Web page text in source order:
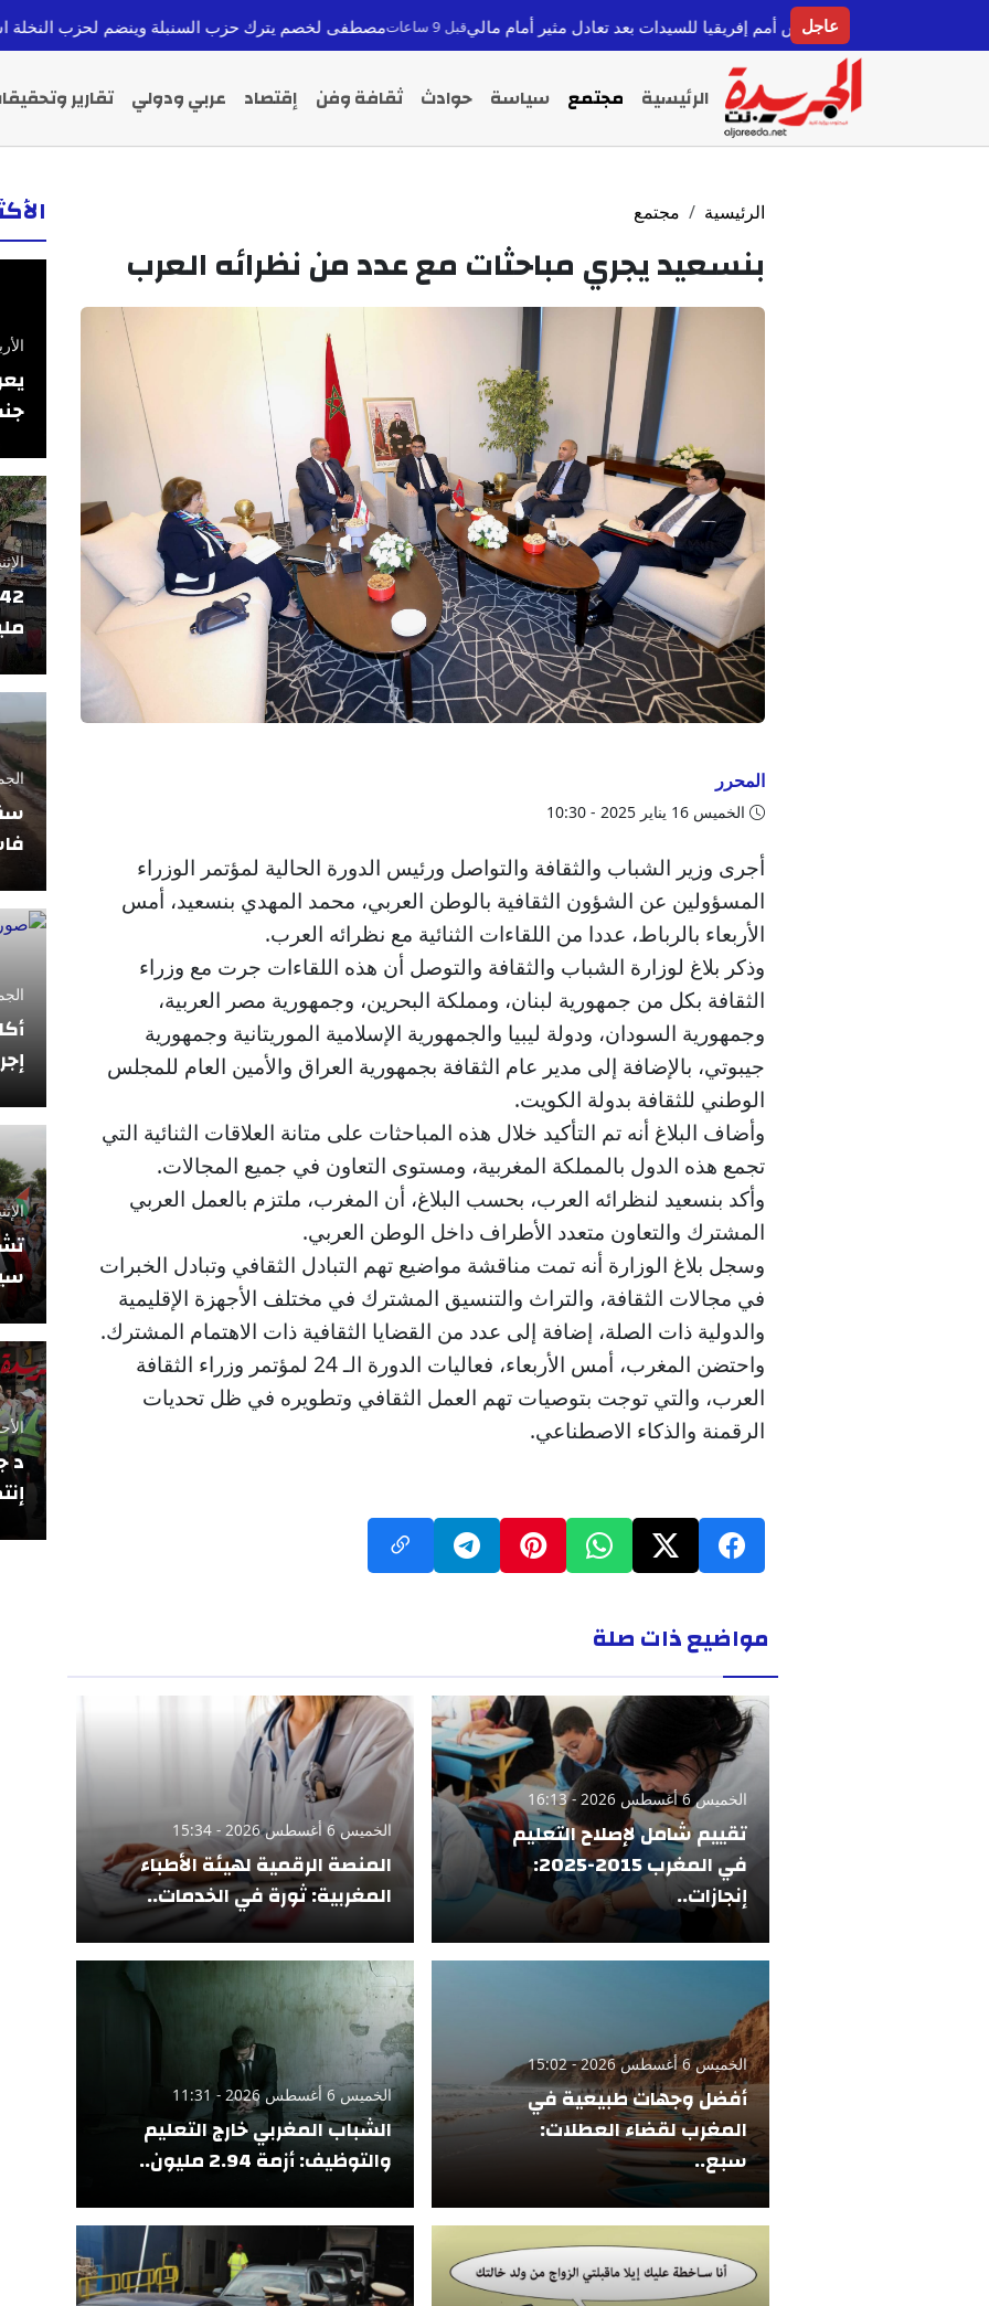
عاجل
نهائي كأس أمم إفريقيا للسيدات بعد تعادل مثير أمام ماليقبل 9 ساعات مصطفى لخصم يترك حزب السنبلة وينضم لحزب النخلة استعداداً لانتخابات
الرئيسية مجتمع سياسة حوادث ثقافة وفن إقتصاد عربي ودولي تقارير
الرئيسية مجتمع
بنسعيد يجري مباحثات مع عدد من نظرائه العرب
المحرر
الخميس 16 يناير 2025 - 10:30
أجرى وزير الشباب والثقافة والتواصل ورئيس الدورة الحالية لمؤتمر الوزراء
المسؤولين عن الشؤون الثقافية بالوطن العربي، محمد المهدي بنسعيد، أمس
الأربعاء بالرباط، عددا من اللقاءات الثنائية مع نظرائه العرب.
وذكر بلاغ لوزارة الشباب والثقافة والتوصل أن هذه اللقاءات جرت مع وزراء
الثقافة بكل من جمهورية لبنان، ومملكة البحرين، وجمهورية مصر العربية،
وجمهورية السودان، ودولة ليبيا والجمهورية الإسلامية الموريتانية وجمهورية
جيبوتي، بالإضافة إلى مدير عام الثقافة بجمهورية العراق والأمين العام للمجلس
الوطني للثقافة بدولة الكويت.
وأضاف البلاغ أنه تم التأكيد خلال هذه المباحثات على متانة العلاقات الثنائية التي
تجمع هذه الدول بالمملكة المغربية، ومستوى التعاون في جميع المجالات.
وأكد بنسعيد لنظرائه العرب، بحسب البلاغ، أن المغرب، ملتزم بالعمل العربي
المشترك والتعاون متعدد الأطراف داخل الوطن العربي.
وسجل بلاغ الوزارة أنه تمت مناقشة مواضيع تهم التبادل الثقافي وتبادل الخبرات
في مجالات الثقافة، والتراث والتنسيق المشترك في مختلف الأجهزة الإقليمية
والدولية ذات الصلة، إضافة إلى عدد من القضايا الثقافية ذات الاهتمام المشترك.
واحتضن المغرب، أمس الأربعاء، فعاليات الدورة الـ 24 لمؤتمر وزراء الثقافة
العرب، والتي توجت بتوصيات تهم العمل الثقافي وتطويره في ظل تحديات
الرقمنة والذكاء الاصطناعي.
مواضيع ذات صلة
الخميس 6 أغسطس 2026 - 16:13
تقييم شامل لإصلاح التعليم
في المغرب 2015-2025:
إنجازات..
الخميس 6 أغسطس 2026 - 15:34
المنصة الرقمية لهيئة الأطباء
المغربية: ثورة في الخدمات..
الخميس 6 أغسطس 2026 - 15:02
أفضل وجهات طبيعية في
المغرب لقضاء العطلات:
سبع..
الخميس 6 أغسطس 2026 - 11:31
الشباب المغربي خارج التعليم
والتوظيف: أزمة 2.94 مليون..
الأربعاء 26
الإثنين 17
الجمعة 11
الجمعة 12
الإثنين 10
الأحد 5 أكتوبر
د